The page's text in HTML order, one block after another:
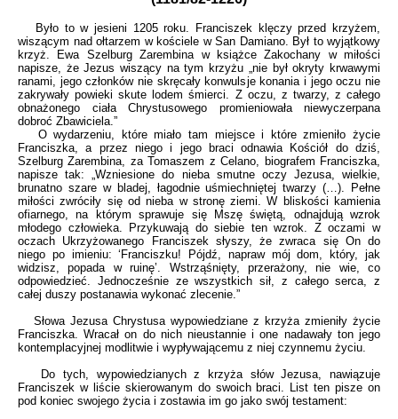
Było to w jesieni 1205 roku. Franciszek klęczy przed krzyżem,
wiszącym nad ołtarzem w kościele w San Damiano. Był to wyjątkowy
krzyż. Ewa Szelburg Zarembina w książce Zakochany w miłości
napisze, że Jezus wiszący na tym krzyżu „nie był okryty krwawymi
ranami, jego członków nie skręcały konwulsje konania i jego oczu nie
zakrywały powieki skute lodem śmierci. Z oczu, z twarzy, z całego
obnażonego ciała Chrystusowego promieniowała niewyczerpana
dobroć Zbawiciela.”
O wydarzeniu, które miało tam miejsce i które zmieniło życie
Franciszka, a przez niego i jego braci odnawia Kościół do dziś,
Szelburg Zarembina, za Tomaszem z Celano, biografem Franciszka,
napisze tak: „Wzniesione do nieba smutne oczy Jezusa, wielkie,
brunatno szare w bladej, łagodnie uśmiechniętej twarzy (…). Pełne
miłości zwróciły się od nieba w stronę ziemi. W bliskości kamienia
ofiarnego, na którym sprawuje się Mszę świętą, odnajdują wzrok
młodego człowieka. Przykuwają do siebie ten wzrok. Z oczami w
oczach Ukrzyżowanego Franciszek słyszy, że zwraca się On do
niego po imieniu: ‘Franciszku! Pójdź, napraw mój dom, który, jak
widzisz, popada w ruinę’. Wstrząśnięty, przerażony, nie wie, co
odpowiedzieć. Jednocześnie ze wszystkich sił, z całego serca, z
całej duszy postanawia wykonać zlecenie.”
Słowa Jezusa Chrystusa wypowiedziane z krzyża zmieniły życie
Franciszka. Wracał on do nich nieustannie i one nadawały ton jego
kontemplacyjnej modlitwie i wypływającemu z niej czynnemu życiu.
Do tych, wypowiedzianych z krzyża słów Jezusa, nawiązuje
Franciszek w liście skierowanym do swoich braci. List ten pisze on
pod koniec swojego życia i zostawia im go jako swój testament: